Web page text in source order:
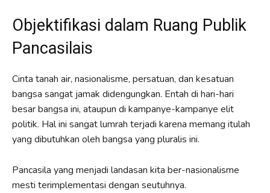
Objektifikasi dalam Ruang Publik
Pancasilais
Cinta tanah air, nasionalisme, persatuan, dan kesatuan
bangsa sangat jamak didengungkan. Entah di hari-hari
besar bangsa ini, ataupun di kampanye-kampanye elit
politik. Hal ini sangat lumrah terjadi karena memang itulah
yang dibutuhkan oleh bangsa yang pluralis ini.
Pancasila yang menjadi landasan kita ber-nasionalisme
mesti terimplementasi dengan seutuhnya.